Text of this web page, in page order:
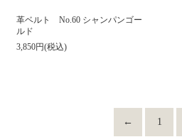
革ベルト No.60 シャンパンゴー
ルド
3,850円(税込)
← 1